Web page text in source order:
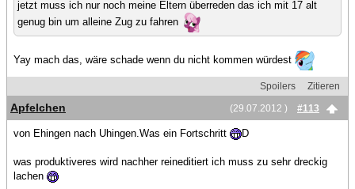
jetzt muss ich nur noch meine Eltern überreden das ich mit 17 alt
genug bin um alleine Zug zu fahren
Yay mach das, wäre schade wenn du nicht kommen würdest
Spoilers
Zitieren
(29.07.2012 )
#113
Apfelchen
von Ehingen nach Uhingen.Was ein Fortschritt D
was produktiveres wird nachher reineditiert ich muss zu sehr dreckig
lachen